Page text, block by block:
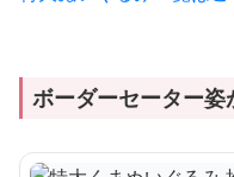
ボーダーセーター